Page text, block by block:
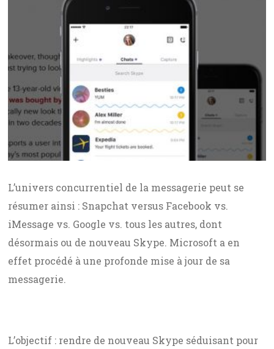
L’univers concurrentiel de la messagerie peut se
résumer ainsi : Snapchat versus Facebook vs.
iMessage vs. Google vs. tous les autres, dont
désormais ou de nouveau Skype. Microsoft a en
effet procédé à une profonde mise à jour de sa
messagerie.
L’objectif : rendre de nouveau Skype séduisant pour